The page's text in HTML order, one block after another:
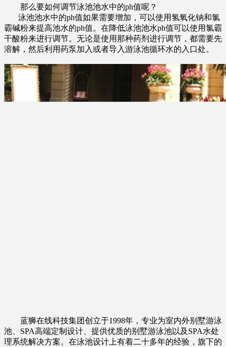
那么要如何调节泳池池水中的ph值呢？
泳池池水中的ph值如果需要增加，可以使用氢氧化钠和氯
霸碱粉来提高池水的ph值。在降低泳池池水ph值可以使用氯霸
干酸粉来进行调节。无论是使用那种药剂进行调节，都需要先
溶解，然后利用药泵加入或者导入游泳池循环水的入口处。
蓝狮在线科技集团创立于1998年，专业为室内外别墅游泳
池、SPA高端定制设计、提供优质的别墅游泳池以及SPA水处
理系统解决方案。在泳池设计上有着二十多年的经验，旗下的